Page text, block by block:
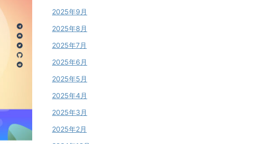
2025年9月
2025年8月
2025年7月
2025年6月
2025年5月
2025年4月
2025年3月
2025年2月